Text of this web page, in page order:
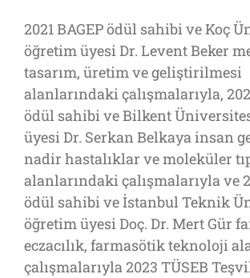
2021 BAGEP ödül sahibi ve Koç
öğretim üyesi Dr. Levent Beker
tasarım, üretim ve geliştirilmesi
alanlarındaki çalışmalarıyla,
ödül sahibi ve Bilkent
üyesi Dr. Serkan Belkaya insan
nadir hastalıklar ve moleküler
alanlarındaki çalışmalarıyla ve
ödül sahibi ve İstanbul Teknik
öğretim üyesi Doç. Dr. Mert Gür
eczacılık, farmasötik teknoloji
çalışmalarıyla 2023 TÜSEB